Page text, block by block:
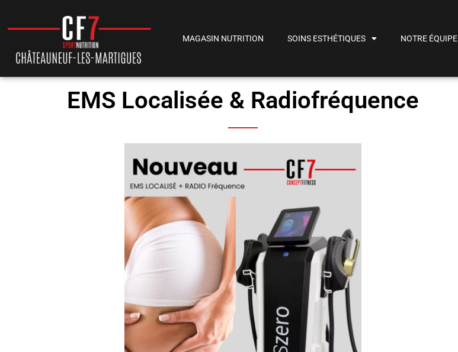
MAGASIN NUTRITION SOINS ESTHÉTIQUES NOTRE ÉQUIPE
EMS Localisée & Radiofréquence